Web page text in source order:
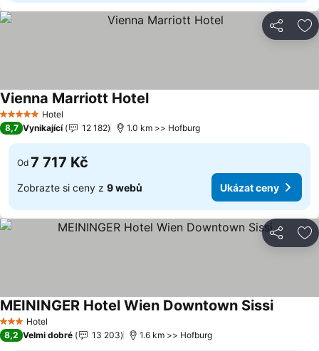
Sdílet
5 Počet hvězdiček
Hotel
Vienna Marriott HotelUkázat ceny
8,7 Vynikající 12 182 1.0 km >> Hofburg
Od 7 717 Kč
Zobrazte si ceny z 9 webů Ukázat ceny
Sdílet
3 Počet hvězdiček
Hotel
MEININGER Hotel Wien Downtown SissiUkázat
8,2 Velmi dobré 13 203 1.6 km >> Hofburg